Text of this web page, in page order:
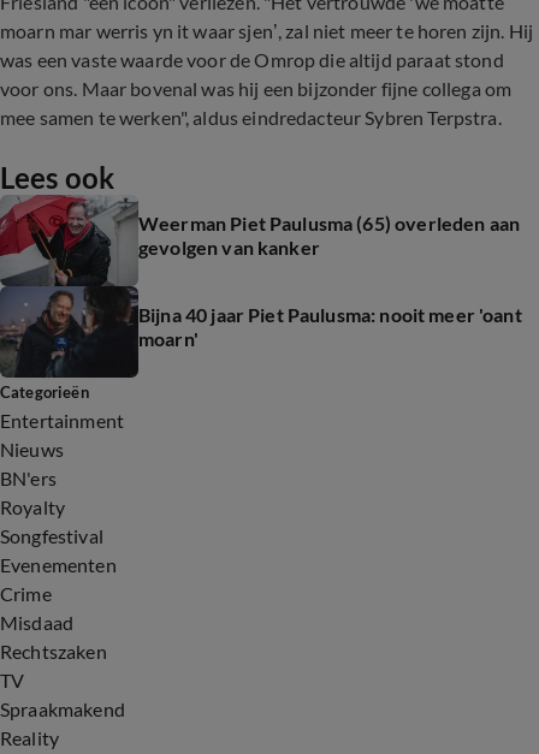
moarn mar werris yn it waar sjen’, zal niet meer te horen zijn. Hij
was een vaste waarde voor de Omrop die altijd paraat stond
voor ons. Maar bovenal was hij een bijzonder fijne collega om
mee samen te werken", aldus eindredacteur Sybren Terpstra.
Lees ook
Weerman Piet Paulusma (65) overleden aan
gevolgen van kanker
Bijna 40 jaar Piet Paulusma: nooit meer 'oant
moarn'
Categorieën
Entertainment
Nieuws
BN'ers
Royalty
Songfestival
Evenementen
Crime
Misdaad
Rechtszaken
TV
Spraakmakend
Reality